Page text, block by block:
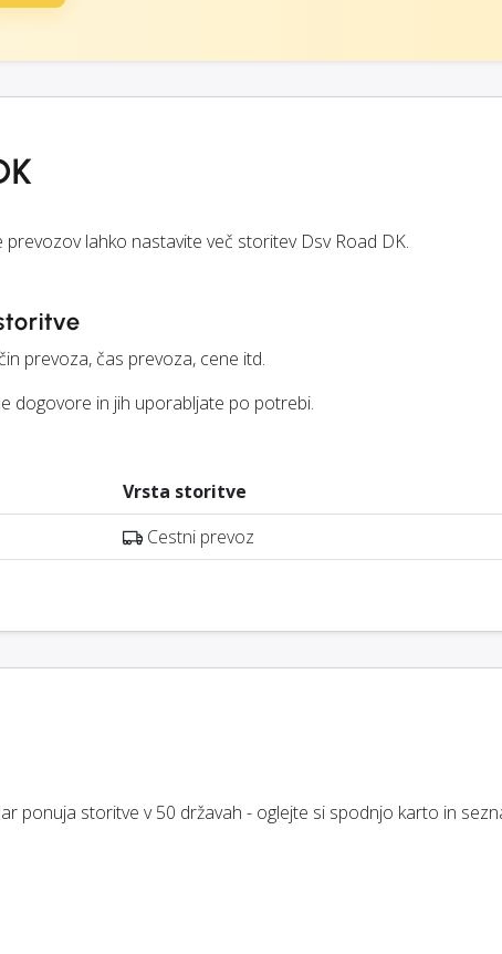
lahko nastavite več storitev Dsv Road DK.
prevoza, čas prevoza, cene itd.
dogovore in jih uporabljate po potrebi.
Vrsta storitve
Cestni prevoz
ponuja storitve v 50 državah - oglejte si spodnjo karto in